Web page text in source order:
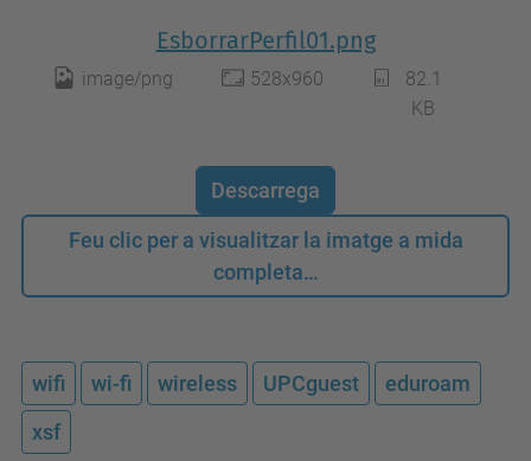
EsborrarPerfil01.png
image/png 528x960
82.1
KB
Descarrega
Feu clic per a visualitzar la imatge a mida
completa…
wifi wi-fi wireless UPCguest
eduroam
xsf